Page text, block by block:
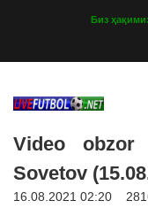
Биз
Video
Sovetov
16.08.2021 02:20